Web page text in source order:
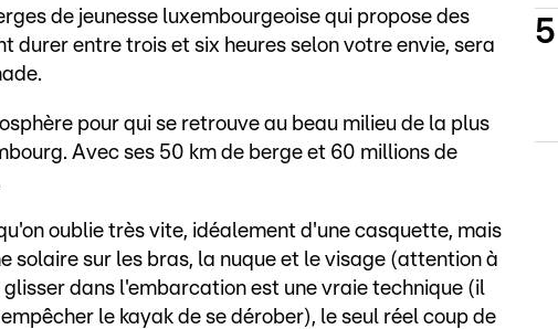
de jeunesse luxembourgeoise qui propose des
durer entre trois et six heures selon votre envie, sera
pour qui se retrouve au beau milieu de la plus
Avec ses 50 km de berge et 60 millions de
oublie très vite, idéalement d'une casquette, mais
solaire sur les bras, la nuque et le visage (attention à
dans l'embarcation est une vraie technique (il
le kayak de se dérober), le seul réel coup de